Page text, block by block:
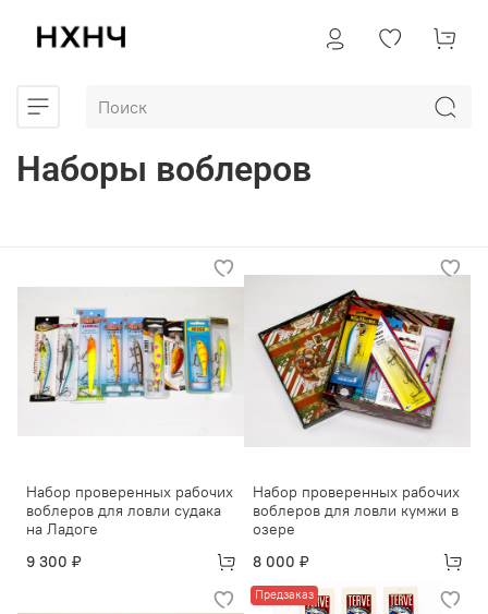
Наборы воблеров
Набор проверенных рабочих
воблеров для ловли судака
на Ладоге
9 300 ₽
Набор проверенных рабочих
воблеров для ловли кумжи в
озере
8 000 ₽
Предзаказ